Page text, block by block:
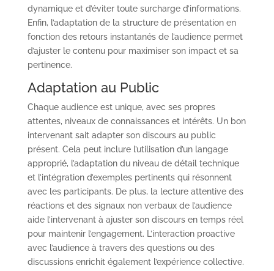
dynamique et d’éviter toute surcharge d’informations.
Enfin, l’adaptation de la structure de présentation en
fonction des retours instantanés de l’audience permet
d’ajuster le contenu pour maximiser son impact et sa
pertinence.
Adaptation au Public
Chaque audience est unique, avec ses propres
attentes, niveaux de connaissances et intérêts. Un bon
intervenant sait adapter son discours au public
présent. Cela peut inclure l’utilisation d’un langage
approprié, l’adaptation du niveau de détail technique
et l’intégration d’exemples pertinents qui résonnent
avec les participants. De plus, la lecture attentive des
réactions et des signaux non verbaux de l’audience
aide l’intervenant à ajuster son discours en temps réel
pour maintenir l’engagement. L’interaction proactive
avec l’audience à travers des questions ou des
discussions enrichit également l’expérience collective.